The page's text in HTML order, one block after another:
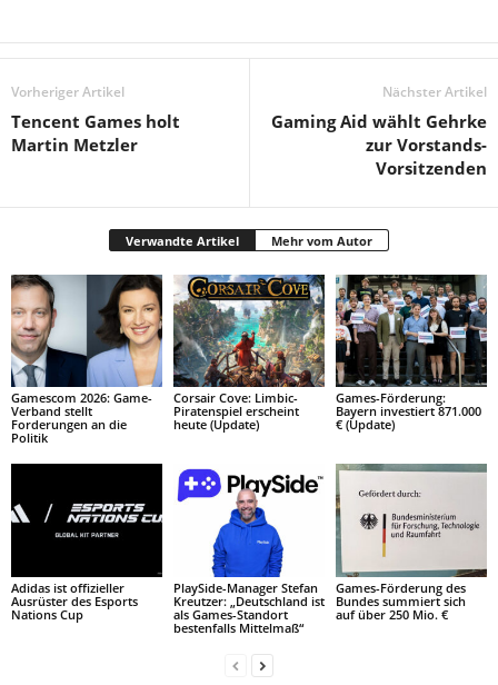
Vorheriger Artikel
Tencent Games holt
Martin Metzler
Nächster Artikel
Gaming Aid wählt Gehrke
zur Vorstands-
Vorsitzenden
Verwandte Artikel Mehr vom Autor
Gamescom 2026: Game-
Verband stellt
Forderungen an die
Politik
Corsair Cove: Limbic-
Piratenspiel erscheint
heute (Update)
Games-Förderung:
Bayern investiert 871.000
€ (Update)
Adidas ist offizieller
Ausrüster des Esports
Nations Cup
PlaySide-Manager Stefan
Kreutzer: „Deutschland ist
als Games-Standort
bestenfalls Mittelmaß“
Games-Förderung des
Bundes summiert sich
auf über 250 Mio. €